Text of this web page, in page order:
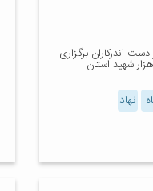
اندرکاران برگزاری
کنگره بزرگداشت ۲۴ هزار شهید استان
نهاد